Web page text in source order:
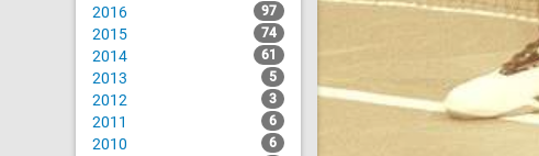
2016 97
2015 74
2014 61
2013 5
2012 3
2011 6
2010 6